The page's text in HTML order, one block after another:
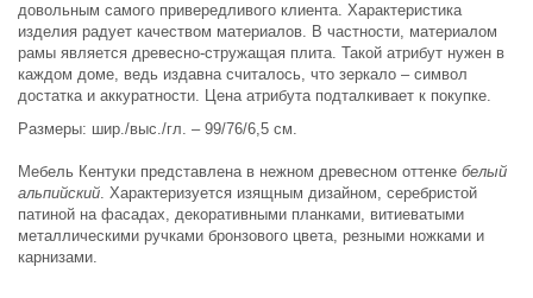
довольным самого привередливого клиента. Характеристика
изделия радует качеством материалов. В частности, материалом
рамы является древесно-стружащая плита. Такой атрибут нужен в
каждом доме, ведь издавна считалось, что зеркало – символ
достатка и аккуратности. Цена атрибута подталкивает к покупке.
Размеры: шир./выс./гл. – 99/76/6,5 см.
Мебель Кентуки представлена в нежном древесном оттенке белый
альпийский. Характеризуется изящным дизайном, серебристой
патиной на фасадах, декоративными планками, витиеватыми
металлическими ручками бронзового цвета, резными ножками и
карнизами.